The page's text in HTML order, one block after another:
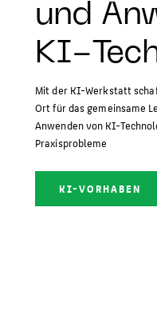
und
KI-
Mit der KI-Werkstatt
Ort für das gemeinsame
Anwenden von KI-
Praxisprobleme
KI-VORHABEN